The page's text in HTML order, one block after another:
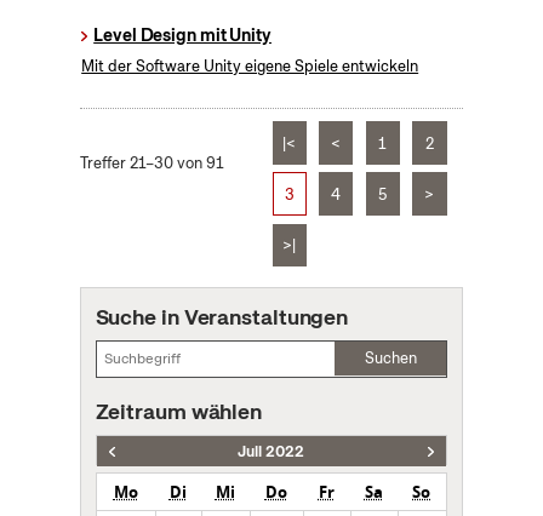
Level Design mit Unity
Mit der Software Unity eigene Spiele entwickeln
Treffer 21–30 von 91
|< < 1 2
3 4 5 >
>|
Suche in Veranstaltungen
Suchen
Zeitraum wählen
Juli 2022
Mo Di Mi Do Fr Sa
So